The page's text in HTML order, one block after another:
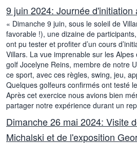
9 juin 2024: Journée d'initiation
« Dimanche 9 juin, sous le soleil de
favorable !), une dizaine de
ont pu tester et profiter d’un cours
Villars. La vue imprenable sur les
golf Jocelyne Reins, membre de notre
ce sport, avec ces règles, swing, jeu,
Quelques golfeurs confirmés ont testé
Après cet exercice nous avions bien
partager notre expérience durant un
Dimanche 26 mai 2024: Visite
Michalski et de l'exposition